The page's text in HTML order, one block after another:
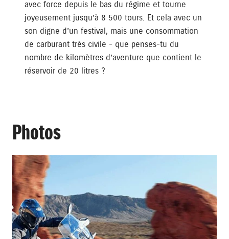
avec force depuis le bas du régime et tourne
joyeusement jusqu’à 8 500 tours. Et cela avec un
son digne d’un festival, mais une consommation
de carburant très civile - que penses-tu du
nombre de kilomètres d’aventure que contient le
réservoir de 20 litres ?
Photos